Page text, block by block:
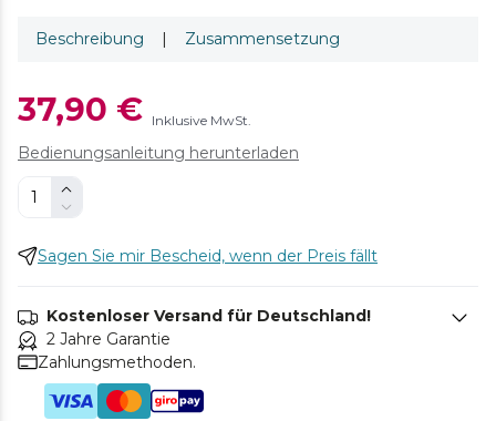
Beschreibung | Zusammensetzung
37,90 € Inklusive MwSt.
Bedienungsanleitung herunterladen
Sagen Sie mir Bescheid, wenn der Preis fällt
Kostenloser Versand für Deutschland!
2 Jahre Garantie
Zahlungsmethoden.